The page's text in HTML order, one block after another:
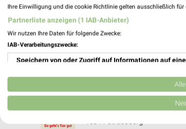
Fressnapf XXL Cottbus
03044 Cottbus
Heute 09:00 - 20:00 Uhr |
Herrenseeallee 15
15344 Strausberg
Ihre Einwilligung und die cookie Richtlinie gelten ausschließlich für
Partnerliste anzeigen (1 IAB-Anbieter)
Wir nutzen Ihre Daten für folgende Zwecke:
IAB-Verarbeitungszwecke:
Speichern von oder Zugriff auf Informationen auf
Verwendung reduzierter Daten zur Auswahl von
Erstellung von Profilen für personalisierte Werbung